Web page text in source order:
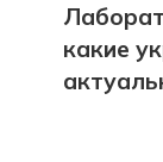
какие